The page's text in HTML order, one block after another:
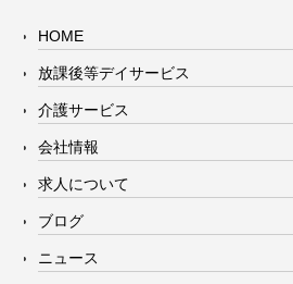
HOME
放課後等デイサービス
介護サービス
会社情報
求人について
ブログ
ニュース